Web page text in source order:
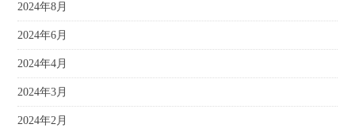
2024年8月
2024年6月
2024年4月
2024年3月
2024年2月